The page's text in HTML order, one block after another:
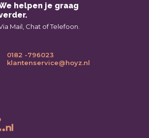
helpen je graag
Mail, Chat of Telefoon.
0182 -796023
klantenservice@hoyz.nl